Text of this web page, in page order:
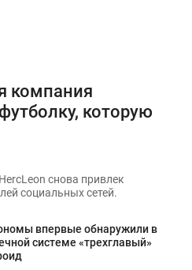
компания
которую
снова привлек
социальных сетей.
впервые обнаружили в
системе «трехглавый»